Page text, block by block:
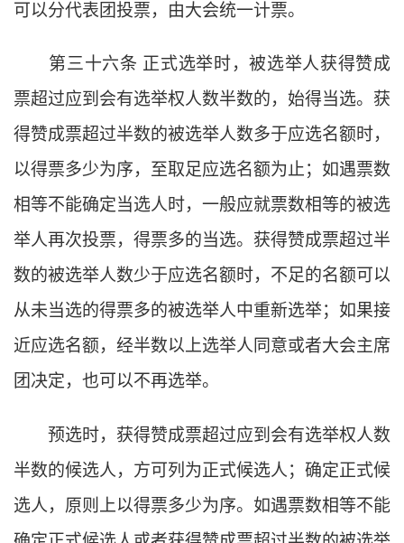
可以分代表团投票，由大会统一计票。
第三十六条 正式选举时，被选举人获得赞成
票超过应到会有选举权人数半数的，始得当选。获
得赞成票超过半数的被选举人数多于应选名额时，
以得票多少为序，至取足应选名额为止；如遇票数
相等不能确定当选人时，一般应就票数相等的被选
举人再次投票，得票多的当选。获得赞成票超过半
数的被选举人数少于应选名额时，不足的名额可以
从未当选的得票多的被选举人中重新选举；如果接
近应选名额，经半数以上选举人同意或者大会主席
团决定，也可以不再选举。
预选时，获得赞成票超过应到会有选举权人数
半数的候选人，方可列为正式候选人；确定正式候
选人，原则上以得票多少为序。如遇票数相等不能